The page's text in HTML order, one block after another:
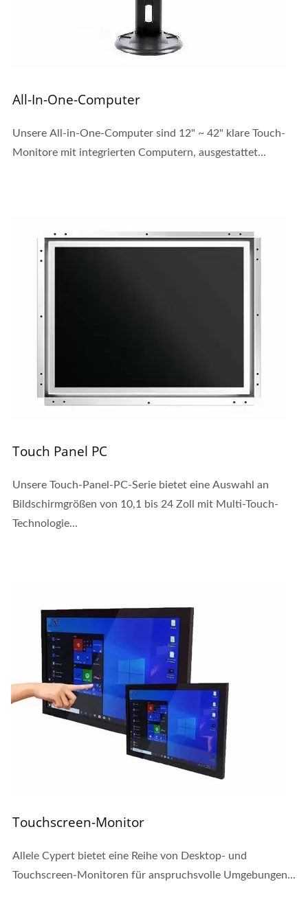
All-In-One-Computer
Unsere All-in-One-Computer sind 12" ~ 42" klare Touch-
Monitore mit integrierten Computern, ausgestattet...
Touch Panel PC
Unsere Touch-Panel-PC-Serie bietet eine Auswahl an
Bildschirmgrößen von 10,1 bis 24 Zoll mit Multi-Touch-
Technologie...
Touchscreen-Monitor
Allele Cypert bietet eine Reihe von Desktop- und
Touchscreen-Monitoren für anspruchsvolle Umgebungen...